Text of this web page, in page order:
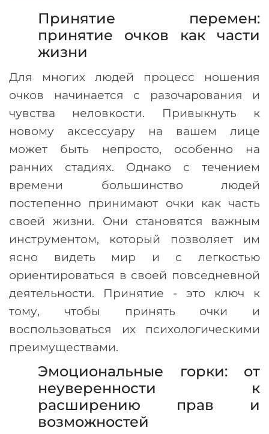
Принятие перемен:
принятие очков как части
жизни
Для многих людей процесс ношения
очков начинается с разочарования и
чувства неловкости. Привыкнуть к
новому аксессуару на вашем лице
может быть непросто, особенно на
ранних стадиях. Однако с течением
времени большинство людей
постепенно принимают очки как часть
своей жизни. Они становятся важным
инструментом, который позволяет им
ясно видеть мир и с легкостью
ориентироваться в своей повседневной
деятельности. Принятие - это ключ к
тому, чтобы принять очки и
воспользоваться их психологическими
преимуществами.
Эмоциональные горки: от
неуверенности к
расширению прав и
возможностей